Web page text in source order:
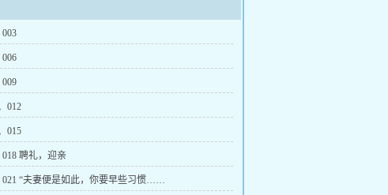
012
015
018 聘礼，迎亲
021 “夫妻便是如此，你要早些习惯……